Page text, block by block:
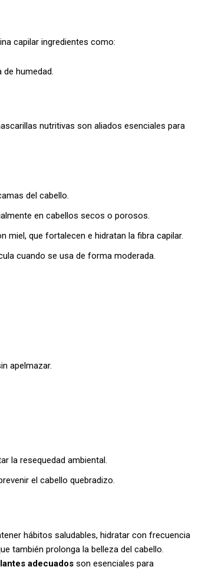
capilar ingredientes como:
humedad.
nutritivas son aliados esenciales para
del cabello.
en cabellos secos o porosos.
miel, que fortalecen e hidratan la fibra capilar.
cuando se usa de forma moderada.
apelmazar.
la resequedad ambiental.
el cabello quebradizo.
hábitos saludables, hidratar con frecuencia
también prolonga la belleza del cabello.
adecuados son esenciales para